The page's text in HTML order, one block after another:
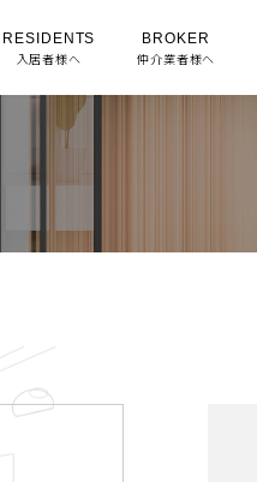
RESIDENTS
入居者様へ
BROKER
仲介業者様へ